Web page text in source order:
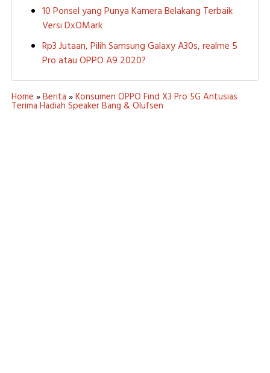
10 Ponsel yang Punya Kamera Belakang Terbaik
Versi DxOMark
Rp3 Jutaan, Pilih Samsung Galaxy A30s, realme 5
Pro atau OPPO A9 2020?
Home »Berita »Konsumen OPPO Find X3 Pro 5G Antusias
Terima Hadiah Speaker Bang & Olufsen